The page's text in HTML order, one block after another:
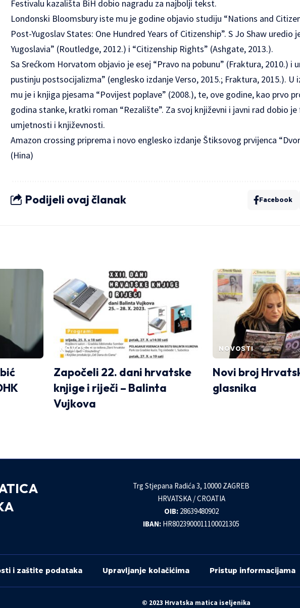
Festivalu kazališta BiH dobio nagradu za najbolji tekst.
Londonski Bloomsbury iste mu je godine objavio studiju “Nations and
Post-Yugoslav States: One Hundred Years of Citizenship”. S Jo Shaw uredio
Yugoslavia” (Routledge, 2012.) i “Citizenship Rights” (Ashgate, 2013.).
Sa Srećkom Horvatom objavio je esej “Pravo na pobunu” (Fraktura, 2010.) i
pustinju postsocijalizma” (englesko izdanje Verso, 2015.; Fraktura, 2015.). U
mu je i knjiga pjesama “Povijest poplave” (2008.), te, ove godine, kao prvo
godina stanke, kratki roman “Rezalište”. Za svoj književni i javni rad dobio
umjetnosti i književnosti.
Amazon crossing priprema i novo englesko izdanje Štiksovog prvijenca
(Hina)
Podijeli ovaj članak Facebook
NOVOSTI
Započeli 22. dani hrvatske
knjige i riječi – Balinta
Vujkova
NOVOSTI
Novi broj
glasnika
Trg Stjepana Radića 3, 10000 ZAGREB
HRVATSKA / CROATIA
OIB:28639480902
IBAN: HR8023900011100021305
i zaštite podataka Upravljanje kolačićima Pristup informacijama
© 2023 Hrvatska matica iseljenika